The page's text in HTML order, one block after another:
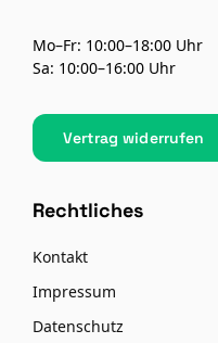
Mo–Fr: 10:00–18:00 Uhr
Sa: 10:00–16:00 Uhr
Vertrag widerrufen
Rechtliches
Kontakt
Impressum
Datenschutz